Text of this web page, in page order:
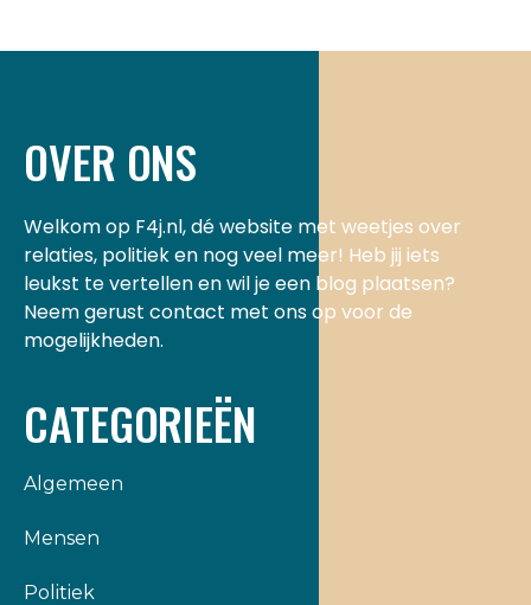
OVER ONS
Welkom op F4j.nl, dé website met weetjes over
relaties, politiek en nog veel meer! Heb jij iets
leukst te vertellen en wil je een blog plaatsen?
Neem gerust contact met ons op voor de
mogelijkheden.
CATEGORIEËN
Algemeen
Mensen
Politiek